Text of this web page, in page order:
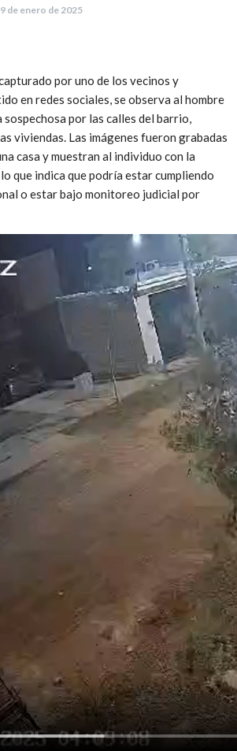
de enero de 2025
por uno de los vecinos y
en redes sociales, se observa al hombre
sospechosa por las calles del barrio,
viviendas. Las imágenes fueron grabadas
casa y muestran al individuo con la
que indica que podría estar cumpliendo
o estar bajo monitoreo judicial por